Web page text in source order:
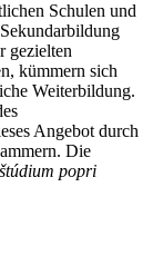
Schulen und
gezielten
kümmern sich
Weiterbildung.
Angebot durch
Die
štúdium popri